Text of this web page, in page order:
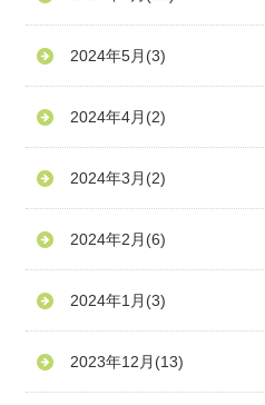
2024年5月 (3)
2024年4月 (2)
2024年3月 (2)
2024年2月 (6)
2024年1月 (3)
2023年12月 (13)